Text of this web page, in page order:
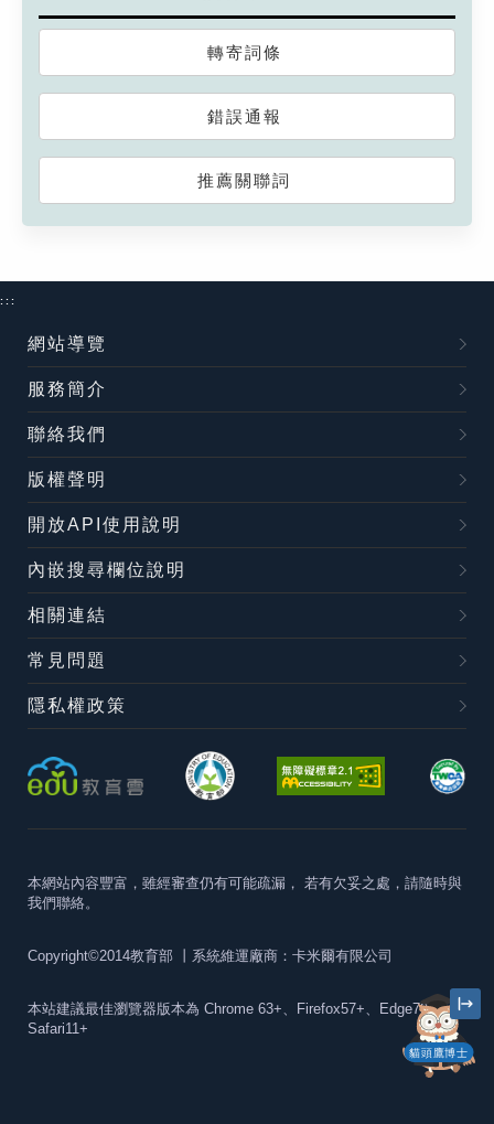
轉寄詞條
錯誤通報
推薦關聯詞
貓頭鷹博士
:::
網站導覽
服務簡介
聯絡我們
版權聲明
開放API使用說明
內嵌搜尋欄位說明
相關連結
常見問題
隱私權政策
本網站內容豐富，雖經審查仍有可能疏漏， 若有欠妥之處，請隨時與
我們聯絡。
Copyright©2014教育部 丨系統維運廠商：卡米爾有限公司
本站建議最佳瀏覽器版本為 Chrome 63+、Firefox57+、Edge79+及
Safari11+